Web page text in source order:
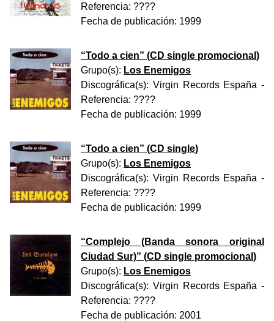
Referencia: ????
Fecha de publicación: 1999
“Todo a cien” (CD single promocional )
Grupo(s): Los Enemigos
Discográfica(s): Virgin Records España -
Referencia: ????
Fecha de publicación: 1999
“Todo a cien” (CD single)
Grupo(s): Los Enemigos
Discográfica(s): Virgin Records España -
Referencia: ????
Fecha de publicación: 1999
“Complejo (Banda sonora original
Ciudad Sur)” (CD single promocional )
Grupo(s): Los Enemigos
Discográfica(s): Virgin Records España -
Referencia: ????
Fecha de publicación: 2001